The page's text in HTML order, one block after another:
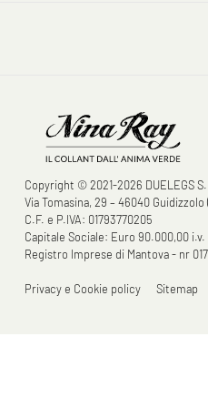
Copyright © 2021-2026 DUELEGS
Via Tomasina, 29 – 46040 Guidizzolo
C.F. e P.IVA: 01793770205
Capitale Sociale: Euro 90.000,00 i.v.
Registro Imprese di Mantova - nr
Privacy e Cookie policy Sitemap